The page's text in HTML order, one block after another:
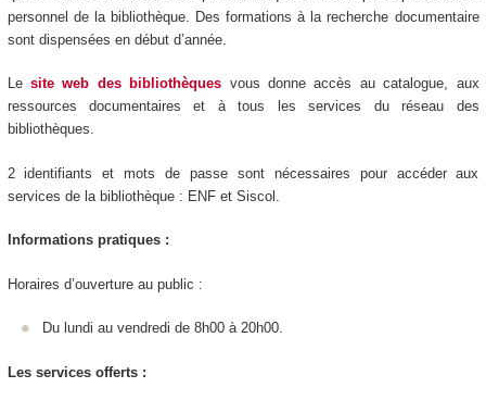
personnel de la bibliothèque. Des formations à la recherche documentaire
sont dispensées en début d’année.
Le site web des bibliothèques vous donne accès au catalogue, aux
ressources documentaires et à tous les services du réseau des
bibliothèques.
2 identifiants et mots de passe sont nécessaires pour accéder aux
services de la bibliothèque : ENF et Siscol.
Informations pratiques :
Horaires d’ouverture au public :
Du lundi au vendredi de 8h00 à 20h00.
Les services offerts :